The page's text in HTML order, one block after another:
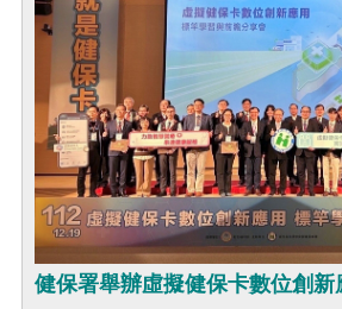
健保署舉辦虛擬健保卡數位創